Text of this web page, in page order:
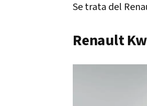
Se trata del
Renault